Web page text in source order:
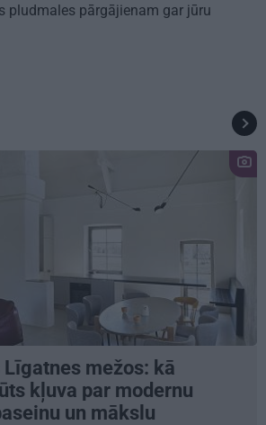
pludmales pārgājienam gar jūru
mežos: kā
kļuva par modernu
un mākslu